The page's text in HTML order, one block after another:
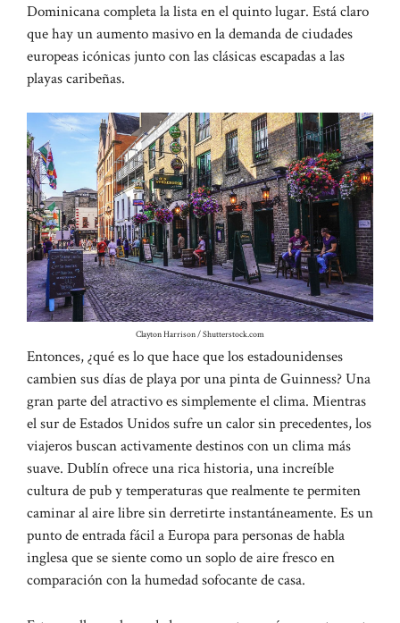
Dominicana completa la lista en el quinto lugar. Está claro
que hay un aumento masivo en la demanda de ciudades
europeas icónicas junto con las clásicas escapadas a las
playas caribeñas.
Clayton Harrison / Shutterstock.com
Entonces, ¿qué es lo que hace que los estadounidenses
cambien sus días de playa por una pinta de Guinness? Una
gran parte del atractivo es simplemente el clima. Mientras
el sur de Estados Unidos sufre un calor sin precedentes, los
viajeros buscan activamente destinos con un clima más
suave. Dublín ofrece una rica historia, una increíble
cultura de pub y temperaturas que realmente te permiten
caminar al aire libre sin derretirte instantáneamente. Es un
punto de entrada fácil a Europa para personas de habla
inglesa que se siente como un soplo de aire fresco en
comparación con la humedad sofocante de casa.